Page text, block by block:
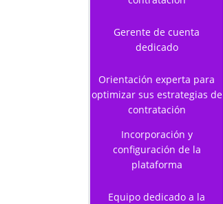
Gerente de cuenta
dedicado
Orientación experta para
optimizar sus estrategias de
contratación
Incorporación y
configuración de la
plataforma
Equipo dedicado a la